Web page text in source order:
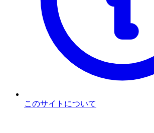
このサイトについて